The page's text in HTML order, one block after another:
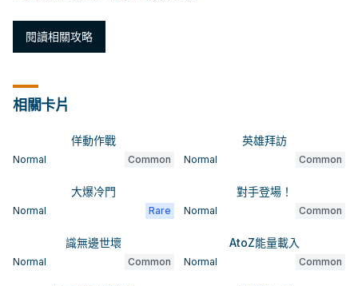
閱讀相關攻略
相關卡片
佯動作戰
Normal Common
英雄拜訪
Normal Common
大爆冷門
Normal Rare
對手登場！
Normal Common
識無邊世壞
Normal Common
AtoZ能量載入
Normal Common